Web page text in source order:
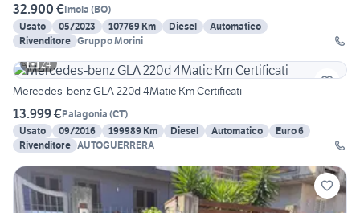
32.900 €Imola (BO)
Usato
05/2023 107769 Km Diesel
Automatico
Rivenditore Gruppo Morini
24
Mercedes-benz GLA 220d 4Matic Km Certificati
13.999 €Palagonia (CT)
Usato
09/2016 199989 Km Diesel Automatico
Euro 6
Rivenditore AUTOGUERRERA